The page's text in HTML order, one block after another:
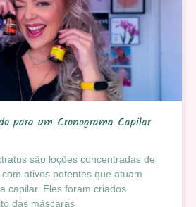
para um Cronograma Capilar
são loções concentradas de
ativos potentes que atuam
capilar. Eles foram criados
das máscaras